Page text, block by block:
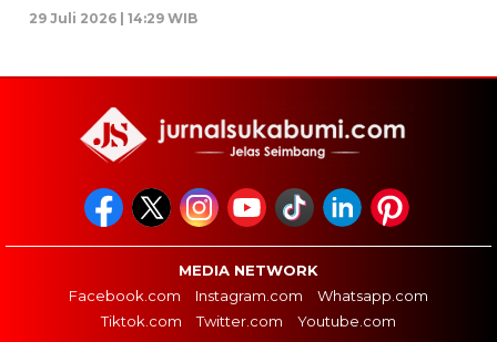
29 Juli 2026 | 14:29 WIB
MEDIA NETWORK
Facebook.com
Instagram.com
Whatsapp.com
Tiktok.com
Twitter.com Youtube.com